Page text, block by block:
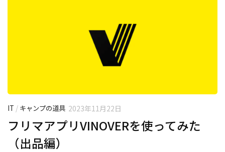
IT / キャンプの道具 2023年11月22日
フリマアプリVINOVERを使ってみた
（出品編）